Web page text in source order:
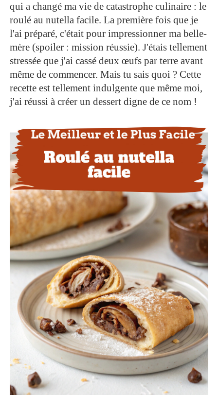
qui a changé ma vie de catastrophe culinaire : le
roulé au nutella facile. La première fois que je
l'ai préparé, c'était pour impressionner ma belle-
mère (spoiler : mission réussie). J'étais tellement
stressée que j'ai cassé deux œufs par terre avant
même de commencer. Mais tu sais quoi ? Cette
recette est tellement indulgente que même moi,
j'ai réussi à créer un dessert digne de ce nom !